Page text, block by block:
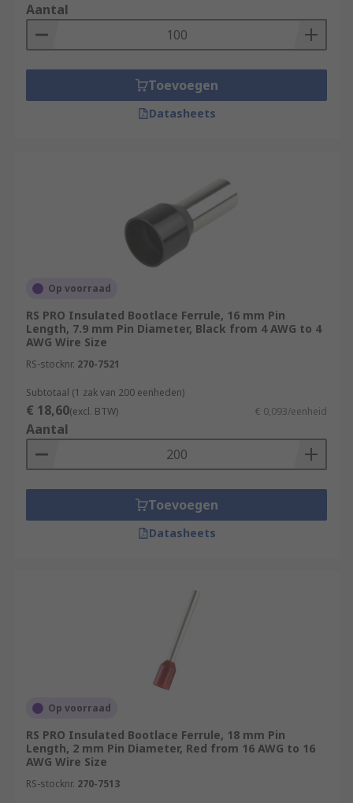
Aantal
Toevoegen
Datasheets
Op voorraad
RS PRO Insulated Bootlace Ferrule, 16 mm Pin
Length, 7.9 mm Pin Diameter, Black from 4 AWG to 4
AWG Wire Size
RS-stocknr. 270-7521
Subtotaal (1 zak van 200 eenheden)
€ 18,60(excl. BTW) € 0,093/eenheid
Aantal
Toevoegen
Datasheets
Op voorraad
RS PRO Insulated Bootlace Ferrule, 18 mm Pin
Length, 2 mm Pin Diameter, Red from 16 AWG to 16
AWG Wire Size
RS-stocknr. 270-7513